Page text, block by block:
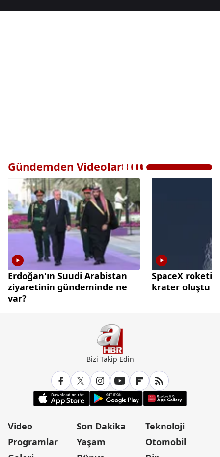
Gündemden Videolar
Erdoğan'ın Suudi Arabistan
ziyaretinin gündeminde ne
var?
SpaceX roketi
krater oluştu
Bizi Takip Edin
Video
Programlar
Son Dakika
Yaşam
Teknoloji
Otomobil